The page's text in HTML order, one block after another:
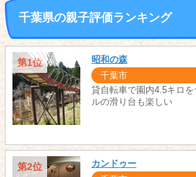
千葉県の親子評価ランキング
第1位 昭和の森
千葉市
貸自転車で園内4.5キロ
ルの滑り台も楽しい
第2位 カンドゥー